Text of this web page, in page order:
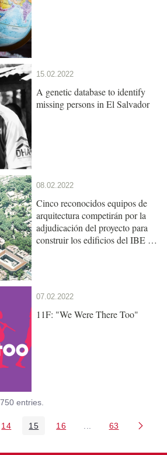
15.02.2022
A genetic database to identify
missing persons in El Salvador
08.02.2022
Cinco reconocidos equipos de
arquitectura competirán por la
adjudicación del proyecto para
construir los edificios del IBE y
07.02.2022
11F: "We Were There Too"
entries.
Pages Use TAB to navigate.
Page
14 Page
15 Page
16 Intermediate Pages
Page
63